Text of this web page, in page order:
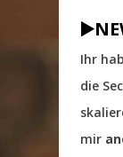
Ihr
die
mir